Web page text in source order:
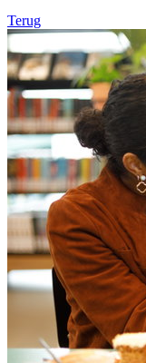
Terug